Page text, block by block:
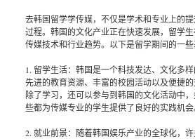
去韩国留学学传媒，不仅是学术和专业上的
过程。韩国的文化产业正在快速发展，留学
传媒技术和行业趋势。以下是留学期间的一些
1. 留学生活：韩国是一个科技发达、文化多
先进的教育资源、丰富的校园活动以及便捷
除了学习，还可以参与到韩国的文化活动中
些都为传媒专业的学生提供了良好的实践机会
2. 就业前景：随着韩国娱乐产业的全球化，